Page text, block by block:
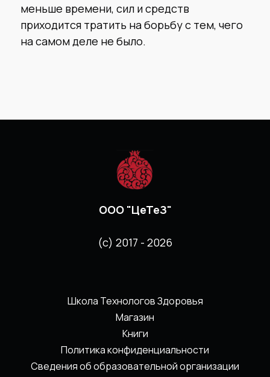
меньше времени, сил и средств
приходится тратить на борьбу с тем, чего
на самом деле не было.
ООО "ЦеТеЗ"
(с) 2017 - 2026
Школа Технологов Здоровья
Магазин
Книги
Политика конфиденциальности
Сведения об образовательной организации